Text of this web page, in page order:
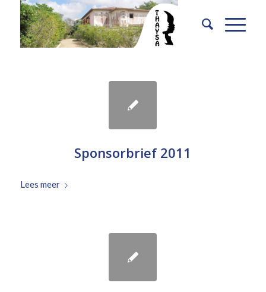
Sponsorbrief 2011
Lees meer